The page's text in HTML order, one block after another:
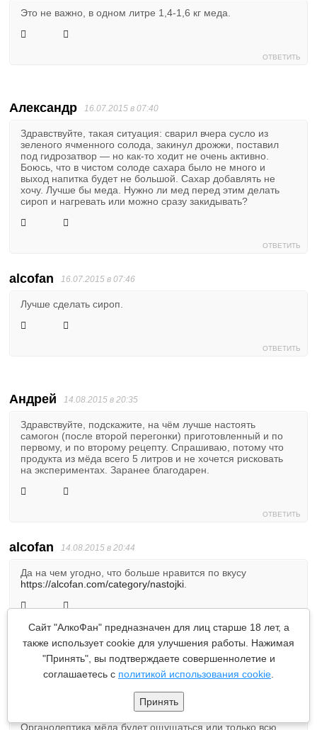
Сайт "АлкоФан" предназначен для лиц старше 18 лет, а
также использует cookie для улучшения работы. Нажимая
"Принять", вы подтверждаете совершеннолетие и
соглашаетесь с политикой использования cookie
Принять
Это не важно, в одном литре 1,4-1,6 кг меда.
ОТВЕТИТЬ
Александр 16.07.2015 в 07:40
Здравствуйте, такая ситуация: сварил вчера сусло из
зеленого ячменного солода, закинул дрожжи, поставил
под гидрозатвор — но как-то ходит не очень активно.
Боюсь, что в чистом солоде сахара было не много и
выход напитка будет не большой. Сахар добавлять не
хочу. Лучше бы меда. Нужно ли мед перед этим делать
сироп и нагревать или можно сразу закидывать?
ОТВЕТИТЬ
alcofan 16.07.2015 в 07:46
Лучше сделать сироп.
ОТВЕТИТЬ
Андрей 14.08.2015 в 20:35
Здравствуйте, подскажите, на чём лучше настоять
самогон (после второй перегонки) приготовленный и по
первому, и по второму рецепту. Спрашиваю, потому что
продукта из мёда всего 5 литров и не хочется рисковать
на экспериментах. Заранее благодарен.
ОТВЕТИТЬ
alcofan 14.08.2015 в 20:44
Да на чем угодно, что больше нравится по вкусу
https://alcofan.com/category/nastojki.
ОТВЕТИТЬ
Иванов_я 07.09.2015 в 23:39
Вопрос: при повторной перегонке СС только из мёда,
Органолептика мёда будет ощущаться или только всю